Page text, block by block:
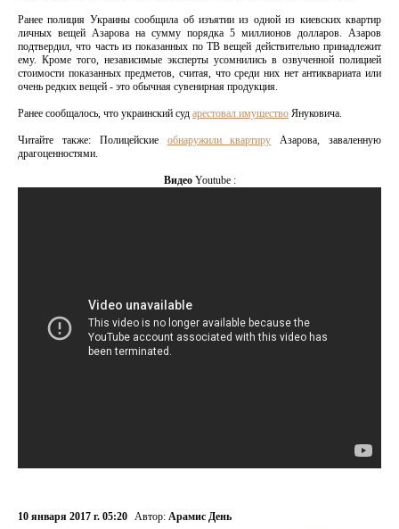
Ранее полиция Украины сообщила об изъятии из одной из киевских квартир
личных вещей Азарова на сумму порядка 5 миллионов долларов. Азаров
подтвердил, что часть из показанных по ТВ вещей действительно принадлежит
ему. Кроме того, независимые эксперты усомнились в озвученной полицией
стоимости показанных предметов, считая, что среди них нет антиквариата или
очень редких вещей - это обычная сувенирная продукция.
Ранее сообщалось, что украинский суд арестовал имущество Януковича.
Читайте также: Полицейские обнаружили квартиру Азарова, заваленную
драгоценностями.
ВидеоYoutube :
10 января 2017 г. 05:20 Автор: Арамис День